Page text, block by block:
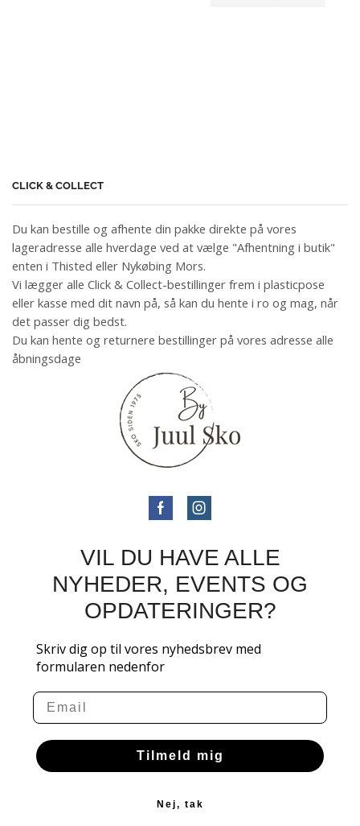
CLICK & COLLECT
Du kan bestille og afhente din pakke direkte på vores
lageradresse alle hverdage ved at vælge "Afhentning i butik"
enten i Thisted eller Nykøbing Mors.
Vi lægger alle Click & Collect-bestillinger frem i plasticpose
eller kasse med dit navn på, så kan du hente i ro og mag, når
det passer dig bedst.
Du kan hente og returnere bestillinger på vores adresse alle
åbningsdage
VIL DU HAVE ALLE
NYHEDER, EVENTS OG
OPDATERINGER?
Skriv dig op til vores nyhedsbrev med
formularen nedenfor
Email
Tilmeld mig
Nej, tak